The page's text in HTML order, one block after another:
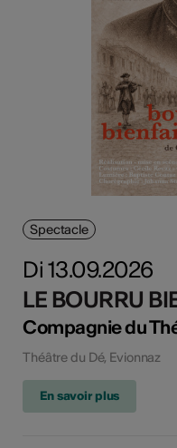
Spectacle
Di 13.09.2026
LE BOURRU
Compagnie du
Théâtre du Dé, Evionnaz
En savoir plus